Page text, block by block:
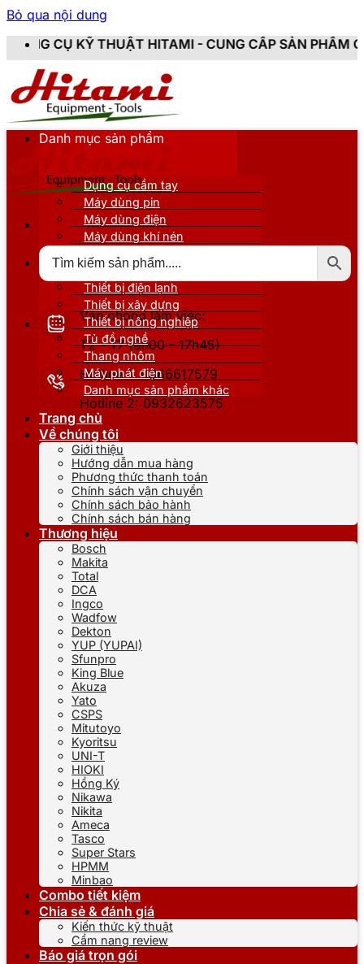
Bỏ qua nội dung
HITAMI - CUNG CẤP SẢN PHẨM CHÍNH HÃNG, MỚI
Văn phòng làm việc:
T2 - T7 (8h00 - 17h45)
Hotline 1: 0866617579
Hotline 2: 0932623575
Danh mục sản phẩm
Dụng cụ cầm tay
Máy dùng pin
Máy dùng điện
Máy dùng khí nén
Thiết bị nâng đỡ
Thiết bị điện lạnh
Thiết bị xây dựng
Thiết bị nông nghiệp
Tủ đồ nghề
Thang nhôm
Máy phát điện
Danh mục sản phẩm khác
Trang chủ
Về chúng tôi
Giới thiệu
Hướng dẫn mua hàng
Phương thức thanh toán
Chính sách vận chuyển
Chính sách bảo hành
Chính sách bán hàng
Thương hiệu
Bosch
Makita
Total
DCA
Ingco
Wadfow
Dekton
YUP (YUPAI)
Sfunpro
King Blue
Akuza
Yato
CSPS
Mitutoyo
Kyoritsu
UNI-T
HIOKI
Hồng Ký
Nikawa
Nikita
Ameca
Tasco
Super Stars
HPMM
Minbao
Combo tiết kiệm
Chia sẻ & đánh giá
Kiến thức kỹ thuật
Cẩm nang review
Báo giá trọn gói